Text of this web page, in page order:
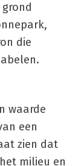
die
waarde
een
zien dat
milieu en